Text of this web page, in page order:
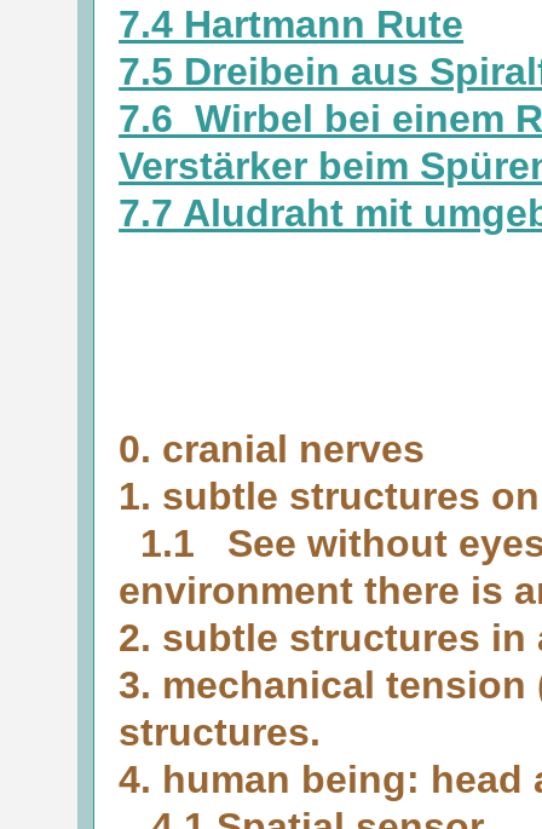
7.4 Hartmann Rute
7.5 Dreibein aus
7.6 Wirbel bei einem
Verstärker beim
7.7 Aludraht mit
0. cranial nerves
1. subtle structures
1.1 See without
environment there is
2. subtle structures in
3. mechanical
structures.
4. human being: head